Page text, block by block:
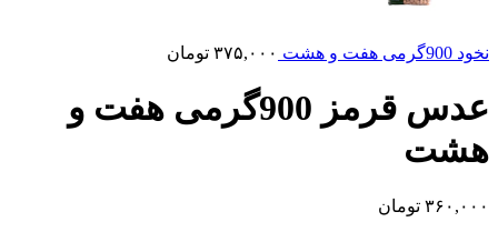
نخود 900گرمی هفت و هشت ۳۷۵,۰۰۰ تومان
عدس قرمز 900گرمی هفت و
هشت
۳۶۰,۰۰۰ تومان